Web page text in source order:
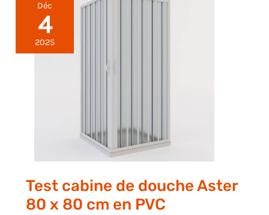
Déc
4
2025
Test cabine de douche Aster
80 x 80 cm en PVC